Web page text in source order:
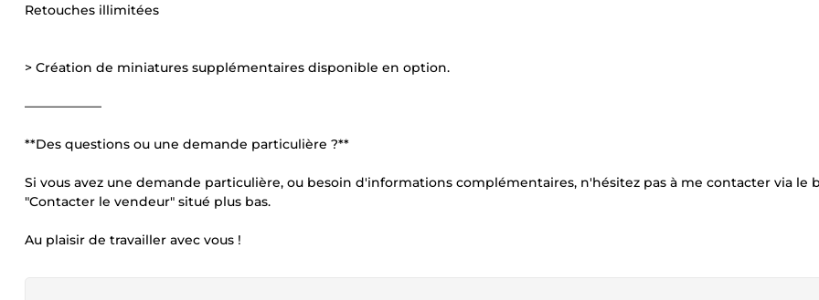
Retouches illimitées
> Création de miniatures supplémentaires disponible en option.
——————
**Des questions ou une demande particulière ?**
Si vous avez une demande particulière, ou besoin d'informations complémentaires, n'hésitez pas à me contacter via le
"Contacter le vendeur" situé plus bas.
Au plaisir de travailler avec vous !